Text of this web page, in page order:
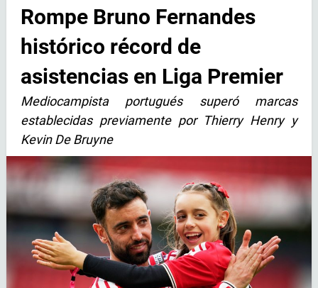
Rompe Bruno Fernandes
histórico récord de
asistencias en Liga Premier
Mediocampista portugués superó marcas
establecidas previamente por Thierry Henry y
Kevin De Bruyne